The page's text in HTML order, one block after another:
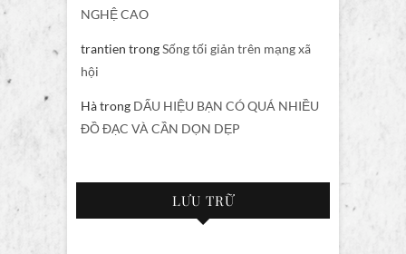
NGHỆ CAO
trantien trongSống tối giản trên mạng xã
hội
Hàtrong DẤU HIỆU BẠN CÓ QUÁ NHIỀU
ĐỒ ĐẠC VÀ CẦN DỌN DẸP
LƯU TRỮ